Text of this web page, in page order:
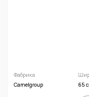
Фабрика
Camelgroup
65